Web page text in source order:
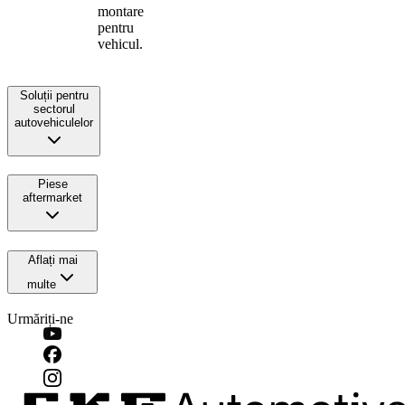
montare
pentru
vehicul.
Soluții pentru
sectorul
autovehiculelor
Piese
aftermarket
Aflați mai
multe
Urmăriți-ne